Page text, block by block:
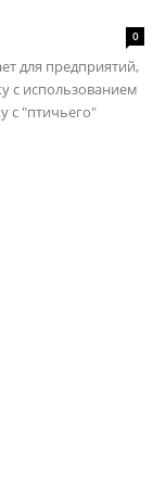
0
для предприятий,
с использованием
с "птичьего"